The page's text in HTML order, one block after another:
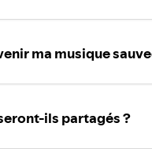
ma musique
ils partagés ?